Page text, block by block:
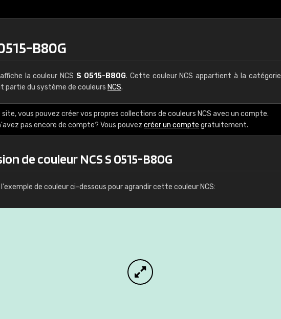
B80G
la couleur NCS S 0515-B80G. Cette couleur NCS appartient à la catégorie
partie du système de couleurs NCS.
site, vous pouvez créer vos propres collections de couleurs NCS avec un compte.
pas encore de compte? Vous pouvez créer un compte gratuitement.
de couleur NCS S 0515-B80G
de couleur ci-dessous pour agrandir cette couleur NCS: